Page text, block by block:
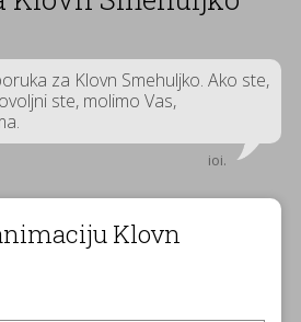
za Klovn Smehuljko. Ako ste,
ste, molimo Vas,
ioi.
Klovn